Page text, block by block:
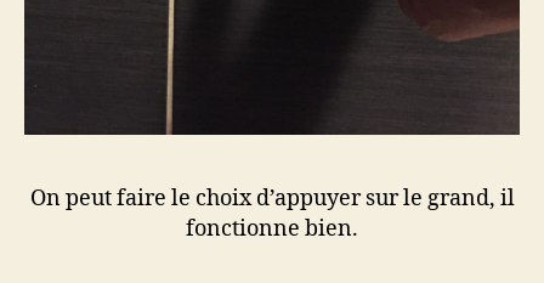
On peut faire le choix d’appuyer sur le grand, il
fonctionne bien.